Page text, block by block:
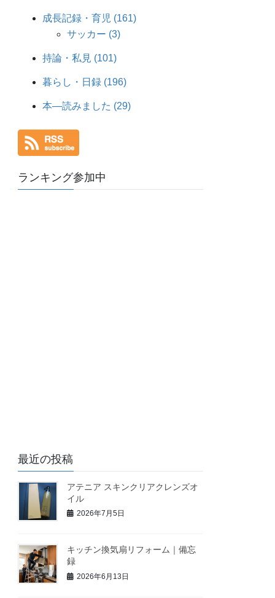
成長記録・育児 (161)
サッカー (3)
持論・私見 (101)
暮らし・日録 (196)
本―読みました (29)
ランキング参加中
最近の投稿
アテニア スキンクリアクレンズオ
イル
2026年7月5日
キッチン換気扇リフォーム｜備忘
録
2026年6月13日